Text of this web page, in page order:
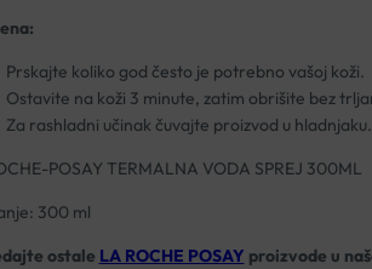
Prskajte koliko god često je potrebno vašoj koži.
Ostavite na koži 3 minute, zatim obrišite bez
Za rashladni učinak čuvajte proizvod u hladnjaku.
POSAY TERMALNA VODA SPREJ 300ML
300 ml
ostale LA ROCHE POSAY proizvode u